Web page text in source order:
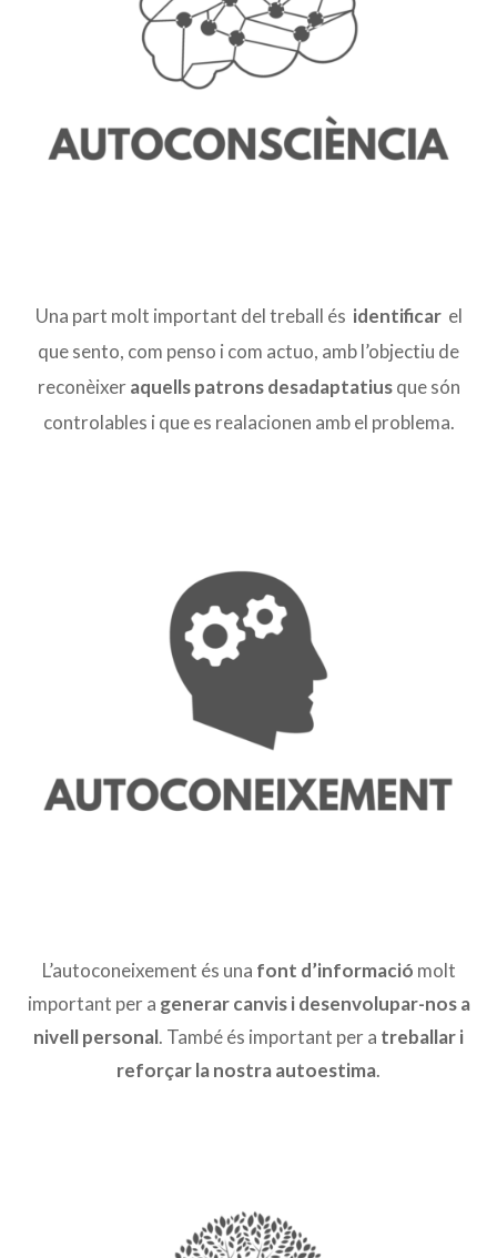
Una part molt important del treball és identificar el
que sento, com penso i com actuo, amb l’objectiu de
reconèixeraquells patrons desadaptatiusque són
controlables i que es realacionen amb el problema.
L’autoconeixement és una font d’informació molt
important per a generar canvis i desenvolupar-nos a
nivell personal. També és important per a treballar i
reforçar la nostra autoestima.